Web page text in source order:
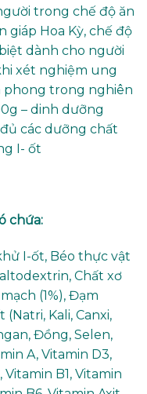
trong chế độ ăn
giáp Hoa Kỳ, chế độ
dành cho người
xét nghiệm ung
phong trong nghiên
– dinh dưỡng
các dưỡng chất
I- ốt
chứa:
I-ốt, Béo thực vật
Chất xơ
(1%), Đạm
Kali, Canxi,
Đồng, Selen,
A, Vitamin D3,
Vitamin B1, Vitamin